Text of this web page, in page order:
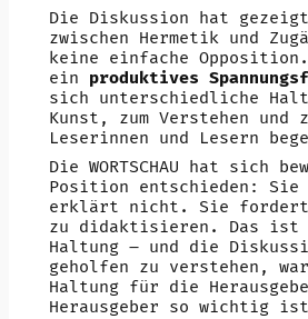
Die Diskussion hat
zwischen Hermetik und
keine einfache
ein produktives
sich unterschiedliche
Kunst, zum Verstehen und
Leserinnen und Lesern
Die WORTSCHAU hat sich
Position entschieden:
erklärt nicht. Sie fordert
zu didaktisieren. Das ist
Haltung – und die
geholfen zu verstehen,
Haltung für die
Herausgeber so wichtig